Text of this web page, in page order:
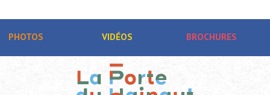
PHOTOS VIDÉOS BROCHURES